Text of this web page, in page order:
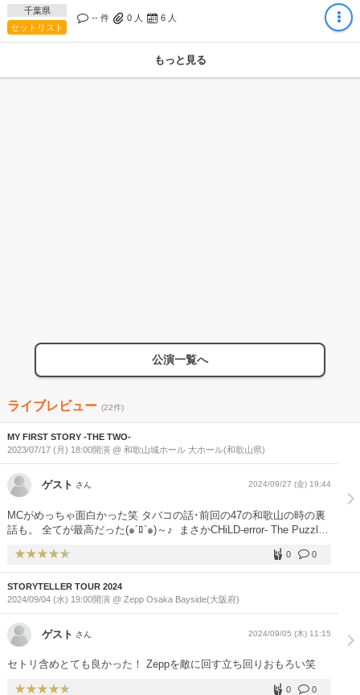
千葉県
セットリスト
-- 件 0 人 6 人
もっと見る
公演一覧へ
ライブレビュー (22件)
MY FIRST STORY -THE TWO-
2023/07/17 (月) 18:00開演 @ 和歌山城ホール 大ホール(和歌山県)
ゲスト さん 2024/09/27 (金) 19:44
MCがめっちゃ面白かった笑 タバコの話･前回の47の和歌山の時の裏
話も。 全てが最高だった(๑´ﾛ`๑)～♪ ️ まさかCHiLD-error- The Puzzle
よ！最高よぉ！ 特に虚言NEUROSE ALONE REVIVER アンダーグラ
ウンド 全て最高(๑´ﾛ`๑)～♪ ️ もう1回和歌山来てなぁ〜！
0
0
STORYTELLER TOUR 2024
2024/09/04 (水) 19:00開演 @ Zepp Osaka Bayside(大阪府)
ゲスト さん 2024/09/05 (木) 11:15
セトリ含めとても良かった！ Zeppを敵に回す立ち回りおもろい笑
0
0